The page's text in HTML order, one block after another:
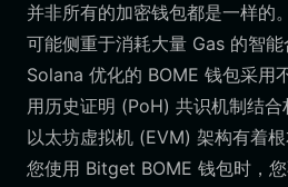
并非所有的加密钱包都是一样的
可能侧重于消耗大量 Gas 的智
Solana 优化的 BOME 钱包采用
用历史证明 (PoH) 共识机制结
以太坊虚拟机 (EVM) 架构有着
您使用 Bitget BOME 钱包时，